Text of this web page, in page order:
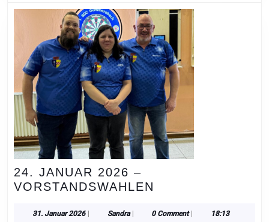
NIEDERLAGE
GEGEN
DART
TEAM
KÖLN
2
24. JANUAR 2026 –
VORSTANDSWAHLEN
2026
31. Januar 202631.
SandraSandra 0 Comment 18:13